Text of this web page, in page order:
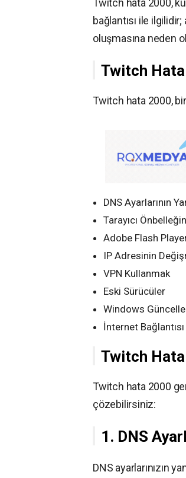
bağlantısı ile
oluşmasına neden
Twitch
Twitch hata 2000,
DNS Ayarlarının
Tarayıcı
Adobe Flash
IP Adresinin
VPN Kullanmak
Eski Sürücüler
Windows
İnternet
Twitch
Twitch hata 2000
çözebilirsiniz:
1. DNS
DNS ayarlarınızın